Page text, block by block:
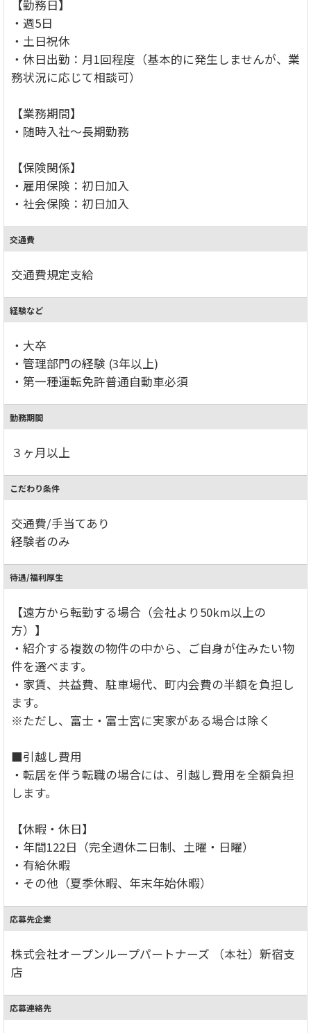
【勤務日】
・週5日
・土日祝休
・休日出勤：月1回程度（基本的に発生しませんが、業
務状況に応じて相談可）
【業務期間】
・随時入社～長期勤務
【保険関係】
・雇用保険：初日加入
・社会保険：初日加入
交通費
交通費規定支給
経験など
・大卒
・管理部門の経験 (3年以上)
・第一種運転免許普通自動車必須
勤務期間
３ヶ月以上
こだわり条件
交通費/手当てあり
経験者のみ
待遇/福利厚生
【遠方から転勤する場合（会社より50km以上の
方）】
・紹介する複数の物件の中から、ご自身が住みたい物
件を選べます。
・家賃、共益費、駐車場代、町内会費の半額を負担し
ます。
※ただし、富士・富士宮に実家がある場合は除く
■引越し費用
・転居を伴う転職の場合には、引越し費用を全額負担
します。
【休暇・休日】
・年間122日（完全週休二日制、土曜・日曜）
・有給休暇
・その他（夏季休暇、年末年始休暇）
応募先企業
株式会社オープンループパートナーズ （本社）新宿支
店
応募連絡先